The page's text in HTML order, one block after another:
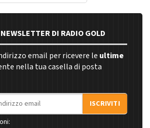
DI RADIO GOLD
email per ricevere le ultime
nella tua casella di posta
ISCRIVITI